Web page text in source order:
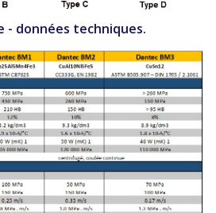
- données techniques.